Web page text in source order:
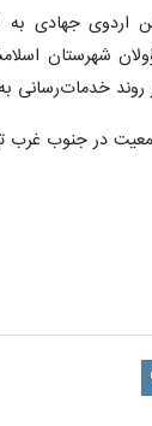
اردوی جهادی
شهرستان
روند خدمات‌رسانی